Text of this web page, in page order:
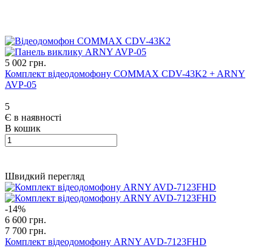
5 002 грн.
Комплект відеодомофону COMMAX CDV-43K2 + ARNY
AVP-05
5
Є в наявності
В кошик
Швидкий перегляд
-14%
6 600 грн.
7 700 грн.
Комплект відеодомофону ARNY AVD-7123FHD